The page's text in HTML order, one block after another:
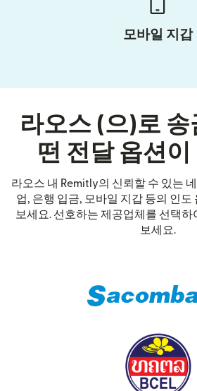
모바일 지갑
라오스 (으)로 송
떤 전달 옵션이
라오스 내 Remitly의 신뢰할 수 있는
업, 은행 입금, 모바일 지갑 등의 인도
보세요. 선호하는 제공업체를 선택
보세요.